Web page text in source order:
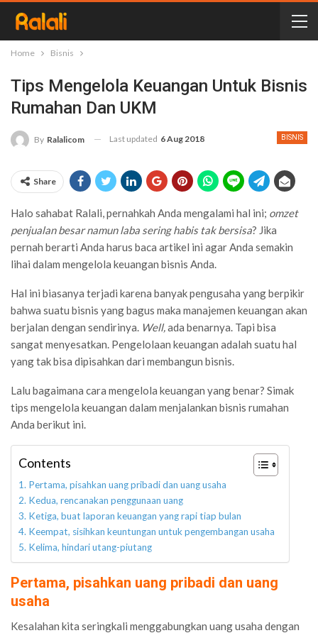
Home Bisnis
Tips Mengelola Keuangan Untuk Bisnis
Rumahan Dan UKM
BISNIS
By Ralalicom Last updated 6 Aug 2018
Share
Halo sahabat Ralali, pernahkah Anda mengalami hal ini; omzet
penjualan besar namun laba sering habis tak bersisa? Jika
pernah berarti Anda harus baca artikel ini agar Anda semakin
lihai dalam mengelola keuangan bisnis Anda.
Hal ini biasanya terjadi karena banyak pengusaha yang berpikir
bahwa suatu bisnis yang bagus maka manajemen keuangan akan
berjalan dengan sendirinya. Well,ada benarnya. Tapi bisa
sangat menyesatkan. Pengelolaan keuangan adalah suatu hal
yang tak bisa dipisahkan dari membangun bisnis.
Lalu bagaimana cara mengelola keuangan yang benar? Simak
tips mengelola keuangan dalam menjalankan bisnis rumahan
Anda berikut ini.
Contents
Pertama, pisahkan uang pribadi dan uang usaha
Kedua, rencanakan penggunaan uang
Ketiga, buat laporan keuangan yang rapi tiap bulan
Keempat, sisihkan keuntungan untuk pengembangan usaha
Kelima, hindari utang-piutang
Pertama, pisahkan uang pribadi dan uang
usaha
Kesalahan kita seringkali menggabungkan uang usaha dengan